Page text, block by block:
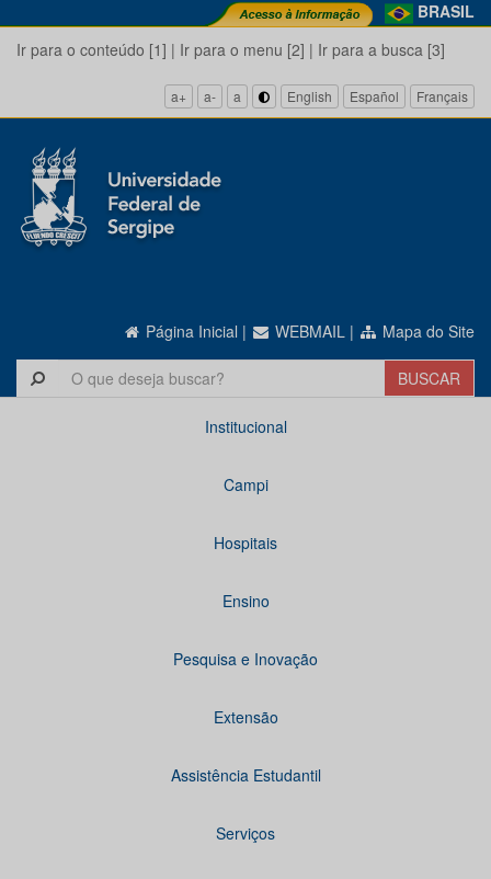
BRASIL
Ir para o conteúdo [1] | Ir para o menu [2] | Ir para a busca [3]
a+ a- a English Español Français
Página Inicial | WEBMAIL | Mapa do Site
Institucional
Campi
Hospitais
Ensino
Pesquisa e Inovação
Extensão
Assistência Estudantil
Serviços